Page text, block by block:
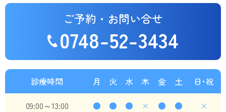
ご予約・お問い合せ
0748-52-3434
診療時間 月 火 水 木 金 土
日･祝
09:00～13:00
● ● ● × ● ● ×